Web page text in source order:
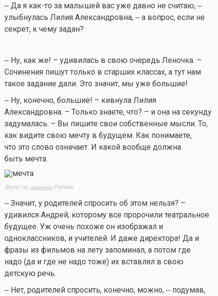
‒ Да я как-то за малышей вас уже давно не считаю, ‒
улыбнулась Лилия Александровна, ‒ а вопрос, если не
секрет, к чему задан?
‒ Ну, как же! – удивилась в свою очередь Леночка. –
Сочинения пишут только в старших классах, а тут нам
такое задание дали. Это значит, мы уже большие!
‒ Ну, конечно, большие! – кивнула Лилия
Александровна. – Только знаете, что? – и она на секунду
задумалась. – Вы пишите свои собственные мысли. То,
как видите свою мечту в будущем. Как понимаете,
что это слово означает. И какой вообще должна
быть мечта.
Фото: по лицензииPxHere
‒ Значит, у родителей спросить об этом нельзя? –
удивился Андрей, которому все пророчили театральное
будущее. Уж очень похоже он изображал и
одноклассников, и учителей. И даже директора! Да и
фразы из фильмов на лету запоминал, а потом где
надо (да и где не надо тоже) их вставлял в свою
детскую речь.
‒ Нет, родителей спросить, конечно, можно, ‒ подумав,